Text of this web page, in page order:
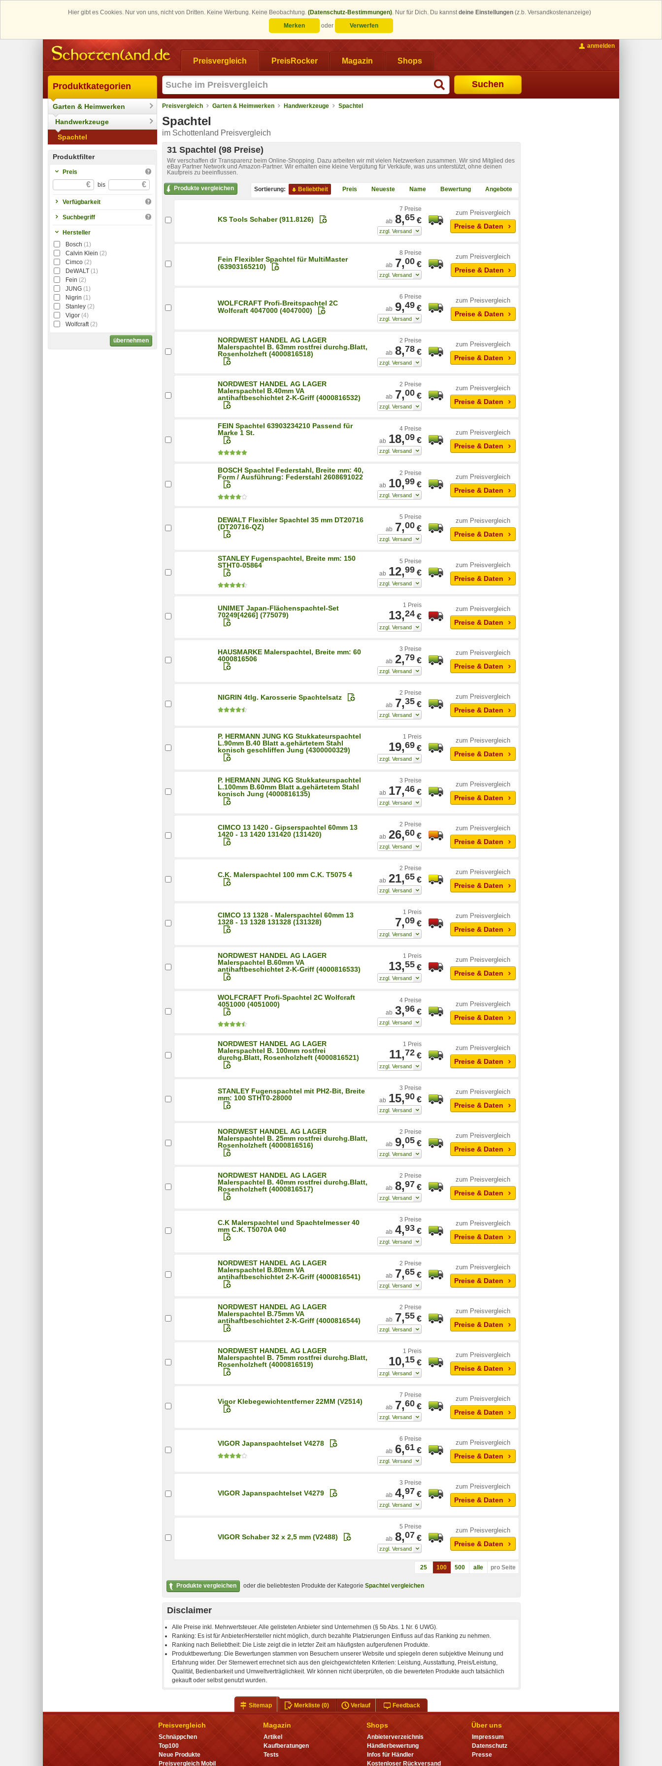
Hier gibt es Cookies. Nur von uns, nicht von Dritten. Keine Werbung. Keine Beobachtung. (Datenschutz-Bestimmungen). Nur für Dich. Du kannstdeine Einstellungen (z.b. Versandkostenanzeige)
Merken
oder Verwerfen
Preisvergleich PreisRocker Magazin Shops
Suchen
anmelden
Produktkategorien
Garten & Heimwerken
Handwerkzeuge
Spachtel
Produktfilter
Preis
€ bis €
Verfügbarkeit
Suchbegriff
Hersteller
Bosch (1)
Calvin Klein (2)
Cimco (2)
DeWALT (1)
Fein (2)
JUNG (1)
Nigrin (1)
Stanley (2)
Vigor (4)
Wolfcraft (2)
übernehmen
Preisvergleich Garten & Heimwerken Handwerkzeuge Spachtel
Spachtel
im Schottenland Preisvergleich
31 Spachtel (98 Preise)
Wir verschaffen dir Transparenz beim Online-Shopping. Dazu arbeiten wir mit vielen Netzwerken zusammen. Wir sind Mitglied des
eBay Partner Network und Amazon-Partner. Wir erhalten eine kleine Vergütung für Verkäufe, was uns unterstützt, ohne deinen
Kaufpreis zu beeinflussen.
Produkte vergleichen Sortierung: Beliebtheit Preis Neueste Name Bewertung Angebote
25 100 500 alle pro Seite
Produkte vergleichen oder die beliebtesten Produkte der KategorieSpachtel vergleichen
KS Tools Schaber (911.8126)
7 Preise
ab 8,65 €
zum Preisvergleich
Preise & Daten
Fein Flexibler Spachtel für MultiMaster
(63903165210)
8 Preise
ab 7,00 €
zum Preisvergleich
Preise & Daten
WOLFCRAFT Profi-Breitspachtel 2C
Wolfcraft 4047000 (4047000)
6 Preise
ab 9,49 €
zum Preisvergleich
Preise & Daten
NORDWEST HANDEL AG LAGER
Malerspachtel B. 63mm rostfrei durchg.Blatt,
Rosenholzheft (4000816518)
2 Preise
ab 8,78 €
zum Preisvergleich
Preise & Daten
NORDWEST HANDEL AG LAGER
Malerspachtel B.40mm VA
antihaftbeschichtet 2-K-Griff (4000816532)
2 Preise
ab 7,00 €
zum Preisvergleich
Preise & Daten
FEIN Spachtel 63903234210 Passend für
Marke 1 St.
4 Preise
ab 18,09 €
zum Preisvergleich
Preise & Daten
BOSCH Spachtel Federstahl, Breite mm: 40,
Form / Ausführung: Federstahl 2608691022
2 Preise
ab 10,99 €
zum Preisvergleich
Preise & Daten
DEWALT Flexibler Spachtel 35 mm DT20716
(DT20716-QZ)
5 Preise
ab 7,00 €
zum Preisvergleich
Preise & Daten
STANLEY Fugenspachtel, Breite mm: 150
STHT0-05864
5 Preise
ab 12,99 €
zum Preisvergleich
Preise & Daten
UNIMET Japan-Flächenspachtel-Set
70249[4266] (775079)
1 Preis
13,24 €
zum Preisvergleich
Preise & Daten
HAUSMARKE Malerspachtel, Breite mm: 60
4000816506
3 Preise
ab 2,79 €
zum Preisvergleich
Preise & Daten
NIGRIN 4tlg. Karosserie Spachtelsatz
2 Preise
ab 7,35 €
zum Preisvergleich
Preise & Daten
P. HERMANN JUNG KG Stukkateurspachtel
L.90mm B.40 Blatt a.gehärtetem Stahl
konisch geschliffen Jung (4300000329)
1 Preis
19,69 €
zum Preisvergleich
Preise & Daten
P. HERMANN JUNG KG Stukkateurspachtel
L.100mm B.60mm Blatt a.gehärtetem Stahl
konisch Jung (4000816135)
3 Preise
ab 17,46 €
zum Preisvergleich
Preise & Daten
CIMCO 13 1420 - Gipserspachtel 60mm 13
1420 - 13 1420 131420 (131420)
2 Preise
ab 26,60 €
zum Preisvergleich
Preise & Daten
C.K. Malerspachtel 100 mm C.K. T5075 4
2 Preise
ab 21,65 €
zum Preisvergleich
Preise & Daten
CIMCO 13 1328 - Malerspachtel 60mm 13
1328 - 13 1328 131328 (131328)
1 Preis
7,09 €
zum Preisvergleich
Preise & Daten
NORDWEST HANDEL AG LAGER
Malerspachtel B.60mm VA
antihaftbeschichtet 2-K-Griff (4000816533)
1 Preis
13,55 €
zum Preisvergleich
Preise & Daten
WOLFCRAFT Profi-Spachtel 2C Wolfcraft
4051000 (4051000)
4 Preise
ab 3,96 €
zum Preisvergleich
Preise & Daten
NORDWEST HANDEL AG LAGER
Malerspachtel B. 100mm rostfrei
durchg.Blatt, Rosenholzheft (4000816521)
1 Preis
11,72 €
zum Preisvergleich
Preise & Daten
STANLEY Fugenspachtel mit PH2-Bit, Breite
mm: 100 STHT0-28000
3 Preise
ab 15,90 €
zum Preisvergleich
Preise & Daten
NORDWEST HANDEL AG LAGER
Malerspachtel B. 25mm rostfrei durchg.Blatt,
Rosenholzheft (4000816516)
2 Preise
ab 9,05 €
zum Preisvergleich
Preise & Daten
NORDWEST HANDEL AG LAGER
Malerspachtel B. 40mm rostfrei durchg.Blatt,
Rosenholzheft (4000816517)
2 Preise
ab 8,97 €
zum Preisvergleich
Preise & Daten
C.K Malerspachtel und Spachtelmesser 40
mm C.K. T5070A 040
3 Preise
ab 4,93 €
zum Preisvergleich
Preise & Daten
NORDWEST HANDEL AG LAGER
Malerspachtel B.80mm VA
antihaftbeschichtet 2-K-Griff (4000816541)
2 Preise
ab 7,65 €
zum Preisvergleich
Preise & Daten
NORDWEST HANDEL AG LAGER
Malerspachtel B.75mm VA
antihaftbeschichtet 2-K-Griff (4000816544)
2 Preise
ab 7,55 €
zum Preisvergleich
Preise & Daten
NORDWEST HANDEL AG LAGER
Malerspachtel B. 75mm rostfrei durchg.Blatt,
Rosenholzheft (4000816519)
1 Preis
10,15 €
zum Preisvergleich
Preise & Daten
Vigor Klebegewichtentferner 22MM (V2514)
7 Preise
ab 7,60 €
zum Preisvergleich
Preise & Daten
VIGOR Japanspachtelset V4278
6 Preise
ab 6,61 €
zum Preisvergleich
Preise & Daten
VIGOR Japanspachtelset V4279
3 Preise
ab 4,97 €
zum Preisvergleich
Preise & Daten
VIGOR Schaber 32 x 2,5 mm (V2488)
5 Preise
ab 8,07 €
zum Preisvergleich
Preise & Daten
Disclaimer
Sitemap Merkliste(0) Verlauf Feedback
Preisvergleich
Schnäppchen
Top100
Neue Produkte
Preisvergleich Mobil
Magazin
Artikel
Kaufberatungen
Tests
Shops
Anbieterverzeichnis
Händlerbewertung
Infos für Händler
Kostenloser Rückversand
Über uns
Impressum
Datenschutz
Presse